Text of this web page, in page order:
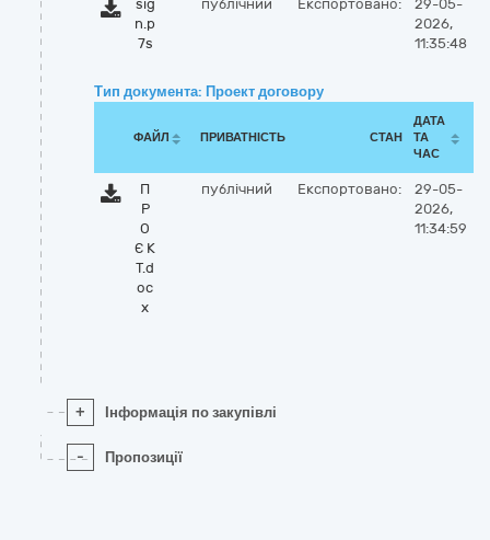
sig
n.p
7s
публічний Експортовано:
29-05-
2026,
11:35:48
Тип документа: Проект договору
ФАЙЛ ПРИВАТНІСТЬ СТАН
ДАТА
ТА
ЧАС
П
Р
О
Є К
Т.d
oc
x
публічний Експортовано:
29-05-
2026,
11:34:59
+ Інформація по закупівлі
- Пропозиції